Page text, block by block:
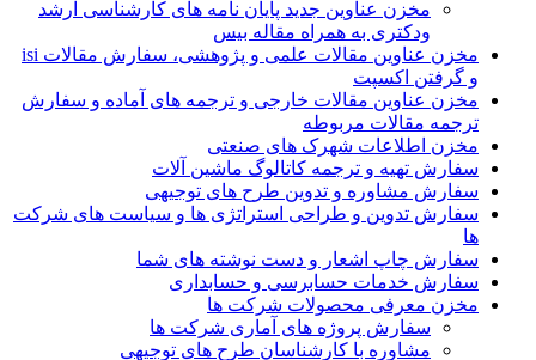
مخزن عناوین جدید پایان نامه های کارشناسی ارشد
ودکتری به همراه مقاله بیس
مخزن عناوین مقالات علمی و پژوهشی، سفارش مقالات isi
و گرفتن اکسپت
مخزن عناوین مقالات خارجی و ترجمه های آماده و سفارش
ترجمه مقالات مربوطه
مخزن اطلاعات شهرک های صنعتی
سفارش تهیه و ترجمه کاتالوگ ماشین آلات
سفارش مشاوره و تدوین طرح های توجیهی
سفارش تدوین و طراحی استراتژی ها و سیاست های شرکت
ها
سفارش چاپ اشعار و دست نوشته های شما
سفارش خدمات حسابرسی و حسابداری
مخزن معرفی محصولات شرکت ها
سفارش پروژه های آماری شرکت ها
مشاوره با کارشناسان طرح های توجیهی